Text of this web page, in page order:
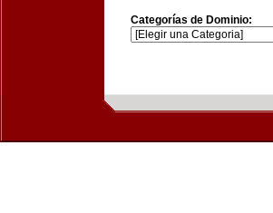
Categorías de Dominio: